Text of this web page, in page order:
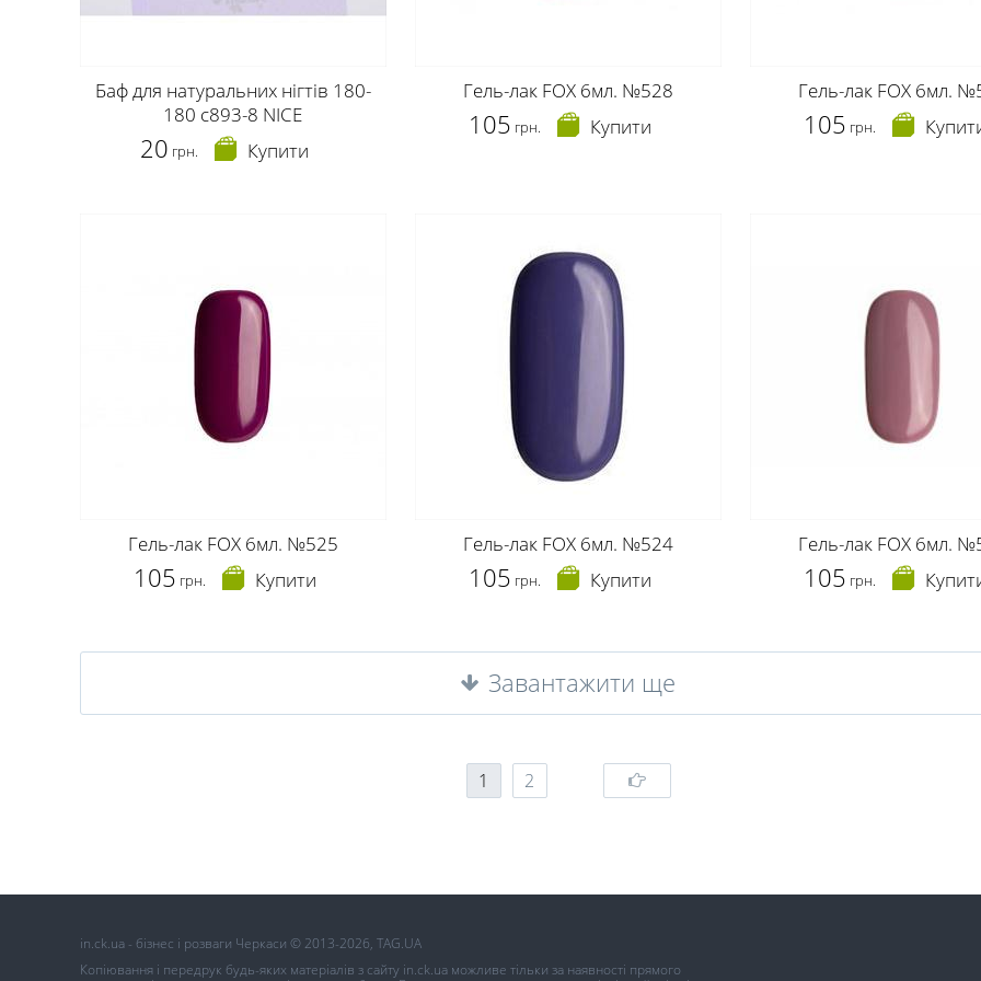
Баф для натуральних нігтів 180-
180 c893-8 NICE
20 грн. Купити
Гель-лак FOX 6мл. №528
105 грн. Купити
Гель-лак FOX 6мл.
105 грн.
Гель-лак FOX 6мл. №525
105 грн. Купити
Гель-лак FOX 6мл. №524
105 грн. Купити
Гель-лак FOX 6мл.
105 грн.
Завантажити ще
1 2
in.ck.ua - бізнес і розваги Черкаси © 2013-2026, TAG.UA
Копіювання і передрук будь-яких матеріалів з сайту in.ck.ua можливе тільки за наявності прямого